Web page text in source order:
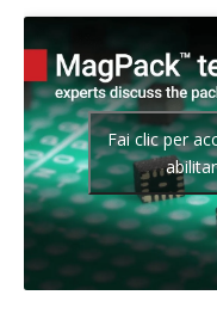
Fai clic per